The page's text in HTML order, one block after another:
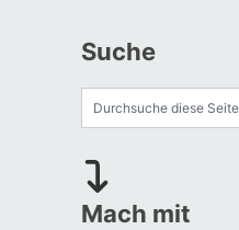
Suche
Mach mit